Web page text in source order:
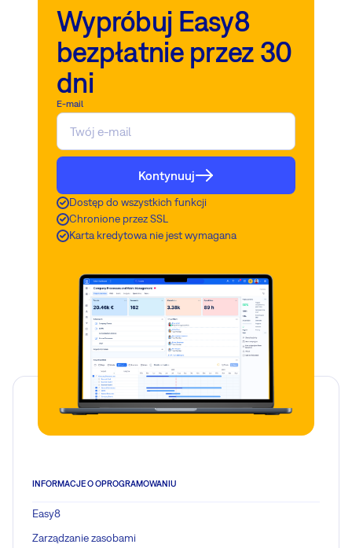
Wypróbuj Easy8
bezpłatnie przez 30
dni
E-mail
Kontynuuj
Dostęp do wszystkich funkcji
Chronione przez SSL
Karta kredytowa nie jest wymagana
INFORMACJE O OPROGRAMOWANIU
Easy8
Zarządzanie zasobami